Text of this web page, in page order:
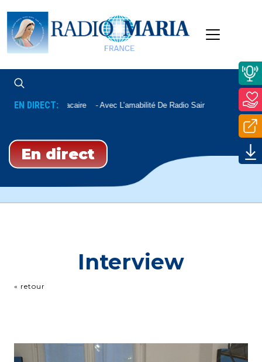
EN DIRECT:
De Mgr David Macaire Avec L’amabilité De Radio Saint-Louis
En direct
Interview
« retour